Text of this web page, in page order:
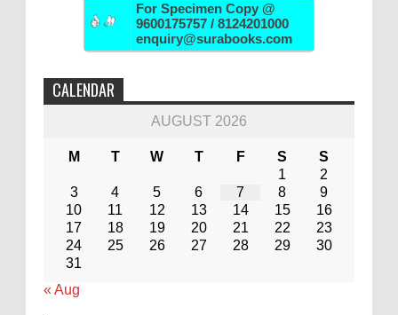
For Specimen Copy @
9600175757 / 8124201000
enquiry@surabooks.com
CALENDAR
AUGUST 2026
M T W T F S
S
1
2
3
4 5 6 7 8
9
10
11 12 13 14 15
16
17
18 19 20 21 22
23
24
25 26 27 28 29
30
31
« Aug